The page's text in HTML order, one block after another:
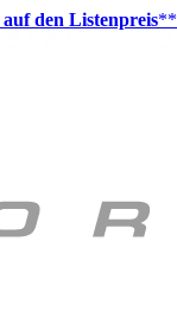
den Listenpreis**